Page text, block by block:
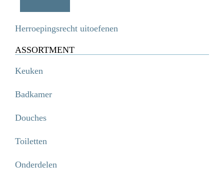
Herroepingsrecht uitoefenen
ASSORTMENT
Keuken
Badkamer
Douches
Toiletten
Onderdelen